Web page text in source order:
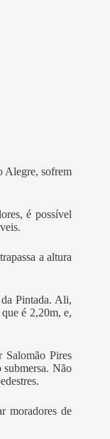
Alegre, sofrem
é possível
a altura
Pintada. Ali,
é 2,20m, e,
Salomão Pires
submersa. Não
moradores de